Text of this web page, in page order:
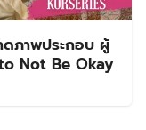
ภาพประกอบ ผู้
Not Be Okay